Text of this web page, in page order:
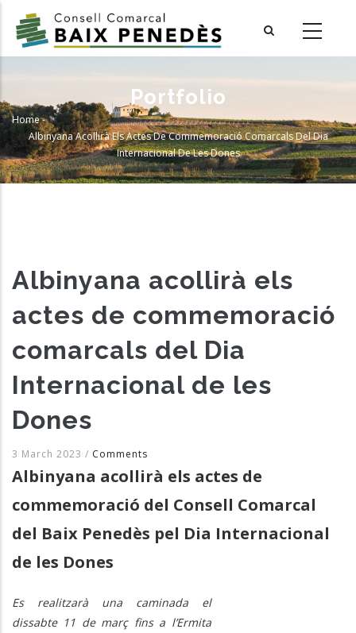
main
Portfolio
Breadcrumb
Home-
Albinyana Acollirà Els Actes De Commemoració Comarcals Del Dia
Internacional De Les Dones
Albinyana acollirà els
actes de commemoració
comarcals del Dia
Internacional de les
Dones
3 March 2023 / Comments
Albinyana acollirà els actes de
commemoració del Consell Comarcal
del Baix Penedès pel Dia Internacional
de les Dones
Es realitzarà una caminada el
dissabte 11 de març fins a l’Ermita